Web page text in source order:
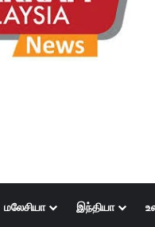
மலேசியா இந்தியா